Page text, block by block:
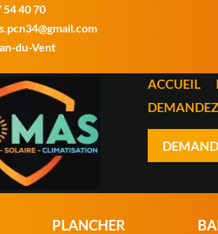
54 40 70
du-Vent
ACCUEIL
PLANCHER